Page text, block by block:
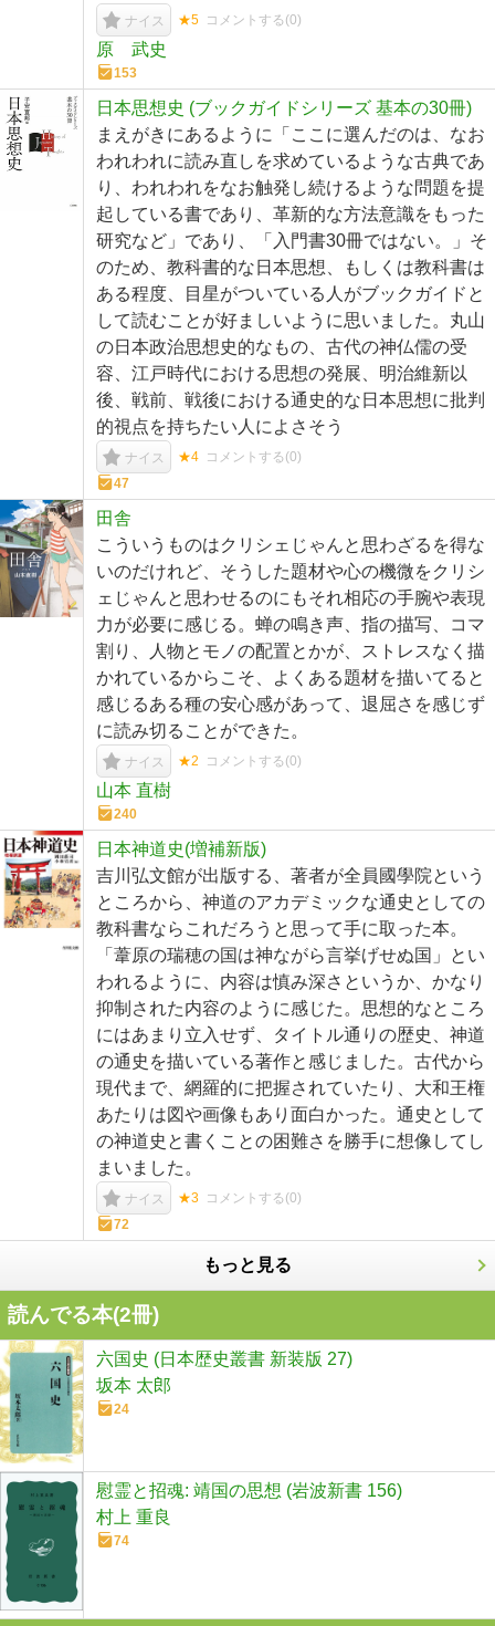
ナイス ★5 コメントする(0)
原 武史
153
日本思想史 (ブックガイドシリーズ 基本の30冊)
まえがきにあるように「ここに選んだのは、なお
われわれに読み直しを求めているような古典であ
り、われわれをなお触発し続けるような問題を提
起している書であり、革新的な方法意識をもった
研究など」であり、「入門書30冊ではない。」そ
のため、教科書的な日本思想、もしくは教科書は
ある程度、目星がついている人がブックガイドと
して読むことが好ましいように思いました。丸山
の日本政治思想史的なもの、古代の神仏儒の受
容、江戸時代における思想の発展、明治維新以
後、戦前、戦後における通史的な日本思想に批判
的視点を持ちたい人によさそう
ナイス ★4 コメントする(0)
47
田舎
こういうものはクリシェじゃんと思わざるを得な
いのだけれど、そうした題材や心の機微をクリシ
ェじゃんと思わせるのにもそれ相応の手腕や表現
力が必要に感じる。蝉の鳴き声、指の描写、コマ
割り、人物とモノの配置とかが、ストレスなく描
かれているからこそ、よくある題材を描いてると
感じるある種の安心感があって、退屈さを感じず
に読み切ることができた。
ナイス ★2 コメントする(0)
山本 直樹
240
日本神道史(増補新版)
吉川弘文館が出版する、著者が全員國學院という
ところから、神道のアカデミックな通史としての
教科書ならこれだろうと思って手に取った本。
「葦原の瑞穂の国は神ながら言挙げせぬ国」とい
われるように、内容は慎み深さというか、かなり
抑制された内容のように感じた。思想的なところ
にはあまり立入せず、タイトル通りの歴史、神道
の通史を描いている著作と感じました。古代から
現代まで、網羅的に把握されていたり、大和王権
あたりは図や画像もあり面白かった。通史として
の神道史と書くことの困難さを勝手に想像してし
まいました。
ナイス ★3 コメントする(0)
72
もっと見る
読んでる本(2冊)
六国史 (日本歴史叢書 新装版 27)
坂本 太郎
24
慰霊と招魂: 靖国の思想 (岩波新書 156)
村上 重良
74